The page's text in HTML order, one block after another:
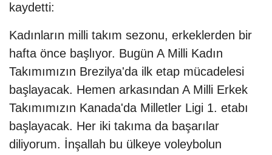
kaydetti:
Kadınların milli takım sezonu, erkeklerden bir
hafta önce başlıyor. Bugün A Milli Kadın
Takımımızın Brezilya'da ilk etap mücadelesi
başlayacak. Hemen arkasından A Milli Erkek
Takımımızın Kanada'da Milletler Ligi 1. etabı
başlayacak. Her iki takıma da başarılar
diliyorum. İnşallah bu ülkeye voleybolun